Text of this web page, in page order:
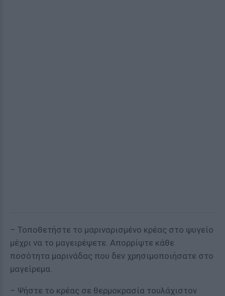
– Τοποθετήστε το μαριναρισμένο κρέας στο ψυγείο
μέχρι να το μαγειρέψετε. Απορρίψτε κάθε
ποσότητα μαρινάδας που δεν χρησιμοποιήσατε στο
μαγείρεμα.
– Ψήστε το κρέας σε θερμοκρασία τουλάχιστον